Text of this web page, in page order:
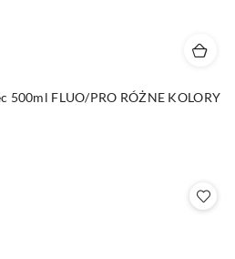
500ml FLUO/PRO RÓŻNE KOLORY